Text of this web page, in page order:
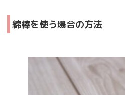
綿棒を使う場合の方法